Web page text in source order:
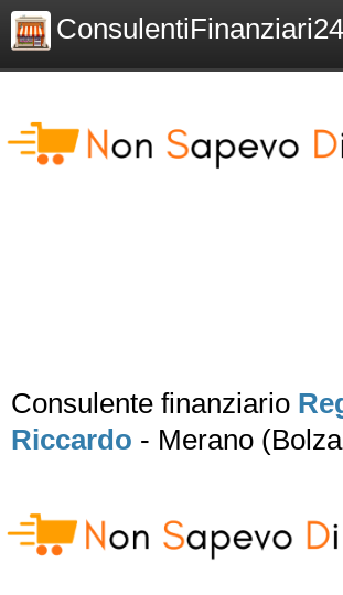
Consulente finanziario
Riccardo - Merano